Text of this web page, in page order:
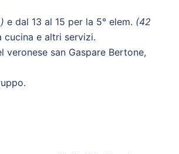
e dal 13 al 15 per la 5° elem. (42
cucina e altri servizi.
san Gaspare Bertone,